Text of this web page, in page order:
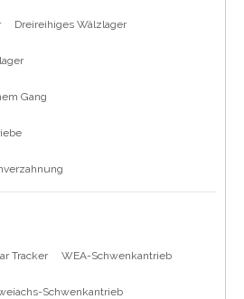
العربية
Dreireihiges Wälzlager
Gang
Tracker WEA-Schwenkantrieb
Schwenkantrieb